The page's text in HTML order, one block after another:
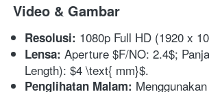
Video & Gambar
Resolusi: 1080p Full HD (1920 x
Lensa: Aperture $F/NO: 2.4$;
Length): $4 \text{ mm}$.
Penglihatan Malam: